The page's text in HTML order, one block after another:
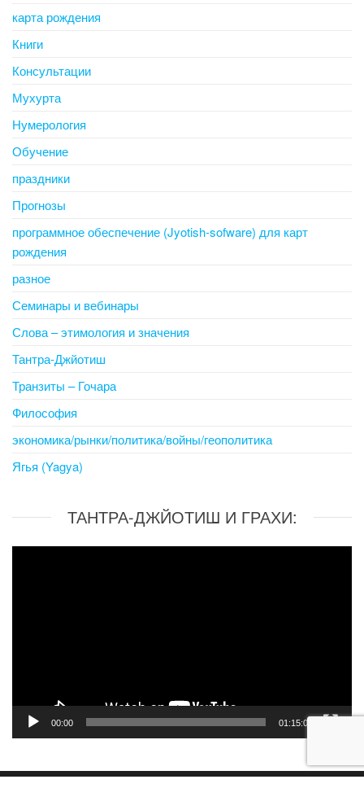
карта рождения
Книги
Консультации
Мухурта
Нумерология
Обучение
праздники
Прогнозы
программное обеспечение (Jyotish-sofware) для карт
рождения
разное
Семинары и вебинары
Слова – этимология и значения
Тантра-Джйотиш
Транзиты – Гочара
Философия
экономика/рынки/политика/войны/геополитика
Ягья (Yagya)
ТАНТРА-ДЖЙОТИШ И ГРАХИ:
00:00 01:15:06